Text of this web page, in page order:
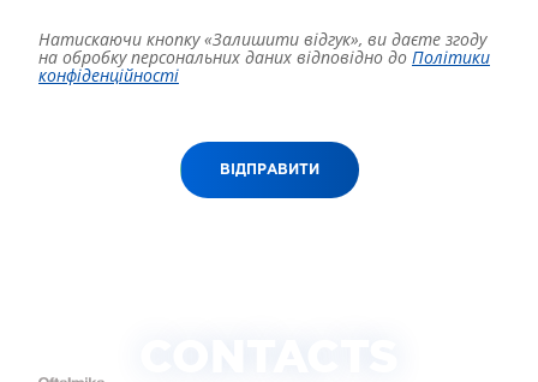
Натискаючи кнопку «Залишити відгук», ви даєте згоду
на обробку персональних даних відповідно до Політики
конфіденційності
ВІДПРАВИТИ